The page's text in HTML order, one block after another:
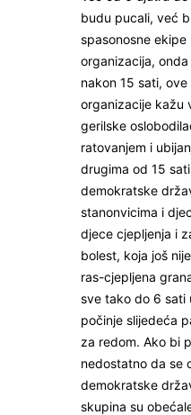
budu pucali, već
spasonosne
organizacija,
nakon 15 sati,
organizacije kažu
gerilske
ratovanjem i
drugima od 15
demokratske
stanonvicima i
djece cjepljenja i
bolest, koja još
ras-cjepljena
sve tako do 6 sati
počinje slijedeća
za redom. Ako bi
nedostatno da se
demokratske
skupina su